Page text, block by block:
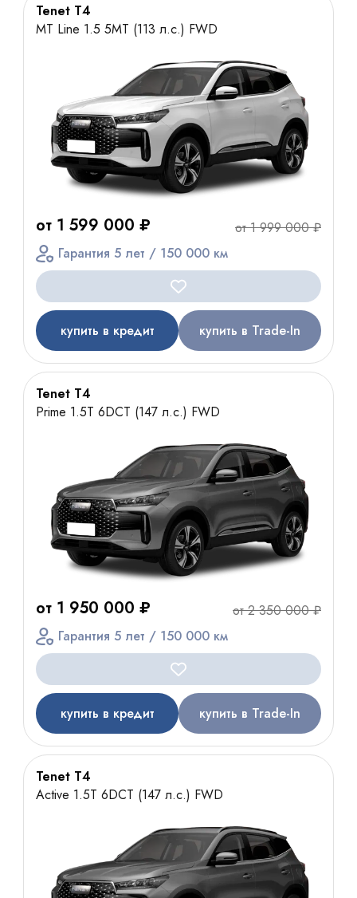
Tenet T4
MT Line 1.5 5MT (113 л.с.) FWD
от 1 599 000 ₽
от 1 999 000 ₽
Гарантия 5 лет / 150 000 км
купить в кредит купить в Trade-In
Tenet T4
Prime 1.5T 6DCT (147 л.с.) FWD
от 1 950 000 ₽
от 2 350 000 ₽
Гарантия 5 лет / 150 000 км
купить в кредит купить в Trade-In
Tenet T4
Active 1.5T 6DCT (147 л.с.) FWD